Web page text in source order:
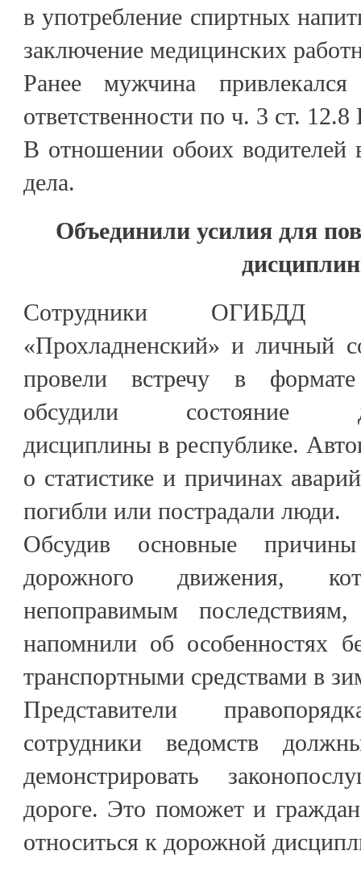
в употребление спиртных
заключение медицинских
Ранее мужчина
ответственности по ч. 3 ст.
В отношении обоих водителей
дела.
Объединили усилия для
Сотрудники
«Прохладненский» и личный
провели встречу в
обсудили состояние
дисциплины в республике.
о статистике и причинах
погибли или пострадали люди.
Обсудив основные
дорожного движения,
непоправимым
напомнили об особенностях
транспортными средствами в
Представители
сотрудники ведомств
демонстрировать
дороге. Это поможет и
относиться к дорожной